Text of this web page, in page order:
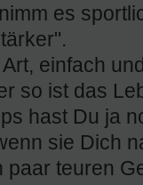
es
einfach
so ist das
hast Du ja
sie Dich
paar teuren